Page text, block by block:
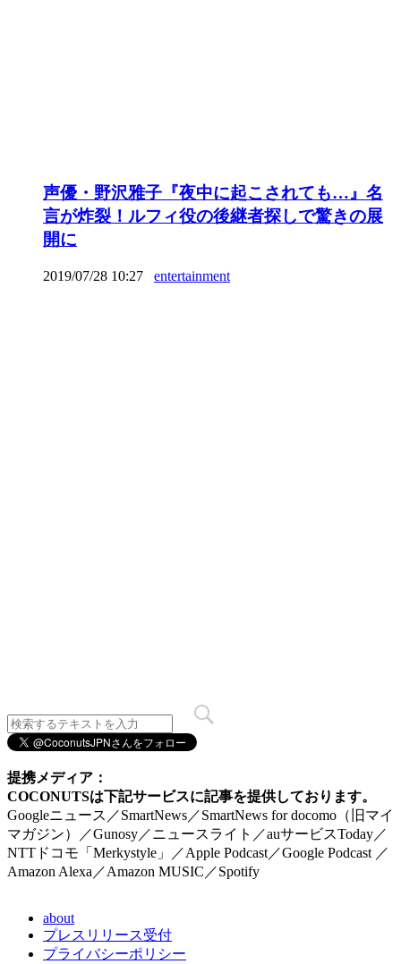
声優・野沢雅子『夜中に起こされても…』名
言が炸裂！ルフィ役の後継者探しで驚きの展
開に
2019/07/28 10:27 entertainment
提携メディア：
COCONUTSは下記サービスに記事を提供しております。
Googleニュース／SmartNews／SmartNews for docomo（旧マイ
マガジン）／Gunosy／ニュースライト／auサービスToday／
NTTドコモ「Merkystyle」／Apple Podcast／Google Podcast ／
Amazon Alexa／Amazon MUSIC／Spotify
about
プレスリリース受付
プライバシーポリシー